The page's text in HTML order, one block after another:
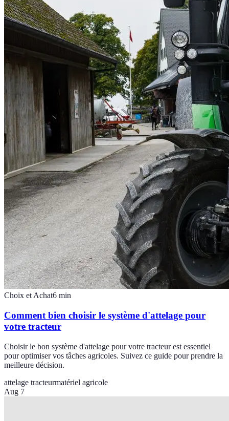
Choix et Achat6 min
Comment bien choisir le système d'attelage pour
votre tracteur
Choisir le bon système d'attelage pour votre tracteur est essentiel
pour optimiser vos tâches agricoles. Suivez ce guide pour prendre la
meilleure décision.
attelage tracteurmatériel agricole
Aug 7